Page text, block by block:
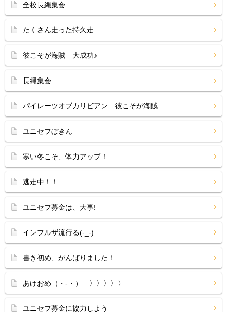
全校長縄集会
たくさん走った持久走
彼こそが海賊 大成功♪
長縄集会
パイレーツオブカリビアン 彼こそが海賊
ユニセフぼきん
寒い冬こそ、体力アップ！
逃走中！！
ユニセフ募金は、大事!
インフルザ流行る(-_-)
書き初め、がんばりました！
あけおめ（・‐・）ゞ〉〉〉〉〉
ユニセフ募金に協力しよう